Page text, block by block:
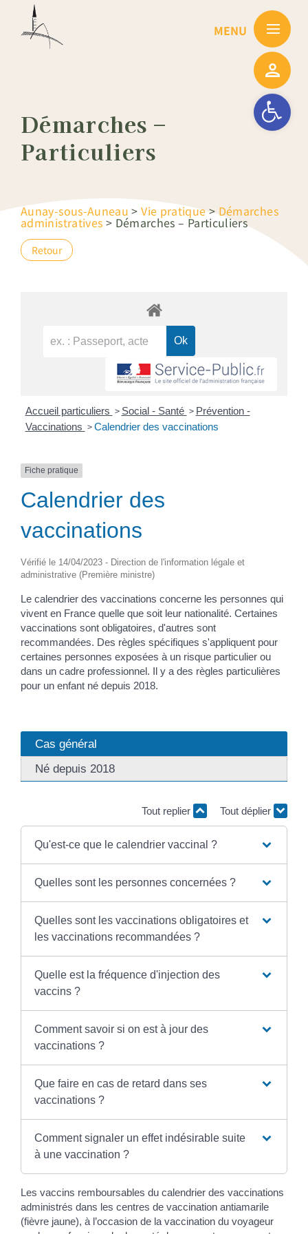
Ouvrir la
Démarches –
Particuliers
Aunay-sous-Auneau >Vie pratique>Démarches
administratives > Démarches – Particuliers
Retour
Accueil particuliers > Social - Santé > Prévention -
Vaccinations > Calendrier des vaccinations
Fiche pratique
Calendrier des
vaccinations
Vérifié le 14/04/2023 - Direction de l'information légale et
administrative (Première ministre)
Le calendrier des vaccinations concerne les personnes qui
vivent en France quelle que soit leur nationalité. Certaines
vaccinations sont obligatoires, d'autres sont
recommandées. Des règles spécifiques s'appliquent pour
certaines personnes exposées à un risque particulier ou
dans un cadre professionnel. Il y a des règles particulières
pour un enfant né depuis 2018.
Cas général
Né depuis 2018
Tout replier Tout déplier
Qu'est-ce que le calendrier vaccinal ?
Quelles sont les personnes concernées ?
Quelles sont les vaccinations obligatoires et
les vaccinations recommandées ?
Quelle est la fréquence d'injection des
vaccins ?
Comment savoir si on est à jour des
vaccinations ?
Que faire en cas de retard dans ses
vaccinations ?
Comment signaler un effet indésirable suite
à une vaccination ?
Les vaccins remboursables du calendrier des vaccinations
administrés dans les centres de vaccination antiamarile
(fièvre jaune), à l’occasion de la vaccination du voyageur